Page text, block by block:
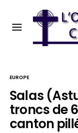
EUROPE
Salas
troncs de
canton